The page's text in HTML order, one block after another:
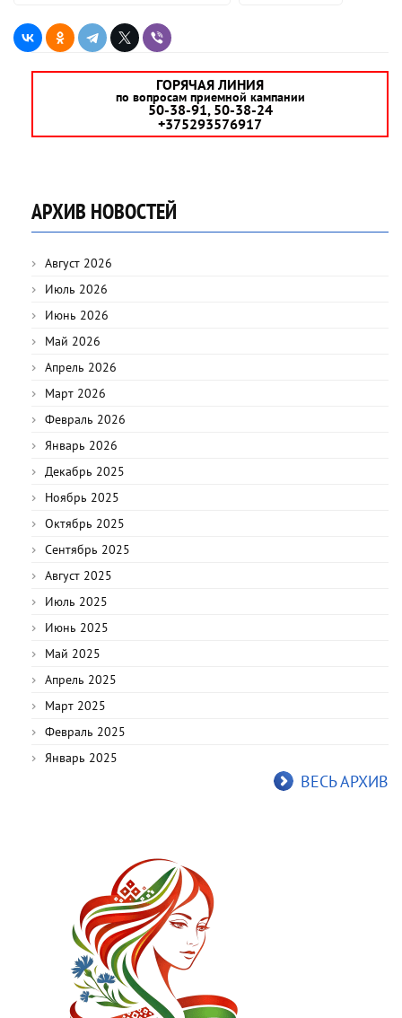
ГОРЯЧАЯ ЛИНИЯ
по вопросам приемной кампании
50-38-91, 50-38-24
+375293576917
АРХИВ НОВОСТЕЙ
Август 2026
Июль 2026
Июнь 2026
Май 2026
Апрель 2026
Март 2026
Февраль 2026
Январь 2026
Декабрь 2025
Ноябрь 2025
Октябрь 2025
Сентябрь 2025
Август 2025
Июль 2025
Июнь 2025
Май 2025
Апрель 2025
Март 2025
Февраль 2025
Январь 2025
ВЕСЬ АРХИВ